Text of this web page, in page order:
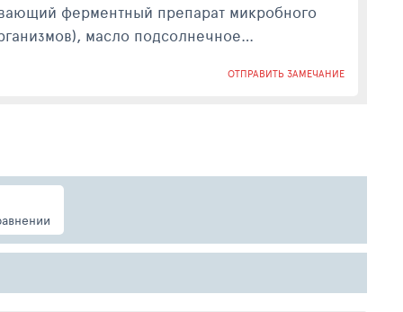
ферментный препарат микробного
масло подсолнечное
легким майонезом, до
перекуса в течение дня, так и для более
ОТПРАВИТЬ ЗАМЕЧАНИЕ